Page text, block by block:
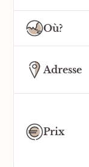
Où?
Adresse
Prix